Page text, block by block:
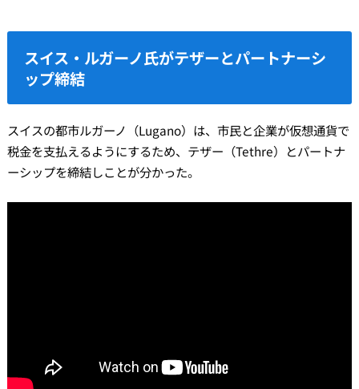
スイス・ルガーノ氏がテザーとパートナーシ
ップ締結
スイスの都市ルガーノ（Lugano）は、市民と企業が仮想通貨で
税金を支払えるようにするため、テザー（Tethre）とパートナ
ーシップを締結しことが分かった。